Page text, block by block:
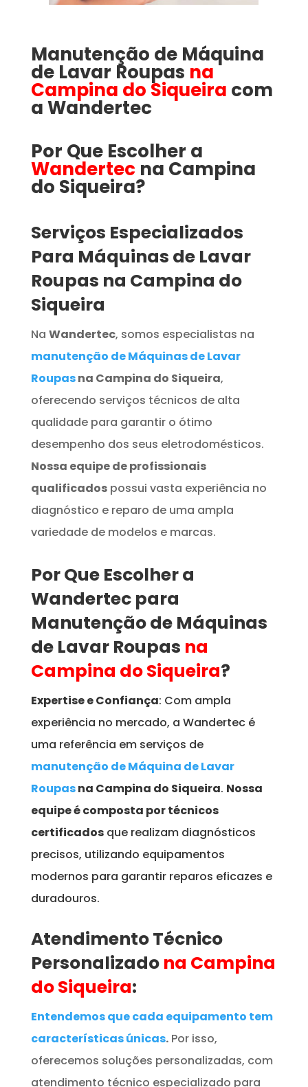
Manutenção de Máquina
de Lavar Roupas na
Campina do Siqueira com
aWandertec
Por Que Escolher a
Wandertec na Campina
do Siqueira​​​?
Serviços Especializados
Para Máquinas de Lavar
Roupas na Campina do
Siqueira
Na Wandertec, somos especialistas na
manutenção de Máquinas de Lavar
Roupasna Campina do Siqueira,
oferecendo serviços técnicos de alta
qualidade para garantir o ótimo
desempenho dos seus eletrodomésticos.
Nossa equipe de profissionais
qualificadospossui vasta experiência no
diagnóstico e reparo de uma ampla
variedade de modelos e marcas.
Por Que Escolher a
Wandertec para
Manutenção de Máquinas
de Lavar Roupas na
Campina do Siqueira?
Expertise e Confiança: Com ampla
experiência no mercado, a Wandertec é
uma referência em serviços de
manutenção de Máquina de Lavar
Roupasna Campina do Siqueira. Nossa
equipe é composta por técnicos
certificadosque realizam diagnósticos
precisos, utilizando equipamentos
modernos para garantir reparos eficazes e
duradouros.
Atendimento Técnico
Personalizado na Campina
do Siqueira:
Entendemos que cada equipamento tem
características únicas.Por isso,
oferecemos soluções personalizadas, com
atendimento técnico especializado para